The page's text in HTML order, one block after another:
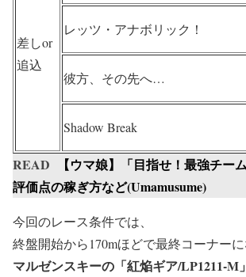
差しor
追込
レッツ・アナボリック！
彼方、その先へ…
Shadow Break
READ
【ウマ娘】「目指せ！最強チー
評価点の稼ぎ方など(Umamusume)
今回のレース条件では、
終盤開始から170mほどで最終コーナーに
マルゼンスキーの「紅焔ギア/LP1211-M」